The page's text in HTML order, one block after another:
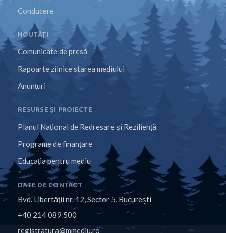
Conducere
NOUTĂȚI
Comunicate de presă
Rapoarte zilnice starea mediului
Anunțuri
RESURSE ȘI PROIECTE
Planul Național de Redresare și Reziliență
Programe de finanțare
Educația pentru mediu
DATE DE CONTACT
Bvd. Libertăţii nr. 12, Sector 5, Bucureşti
+40 214 089 500
registratura@mmediu.ro